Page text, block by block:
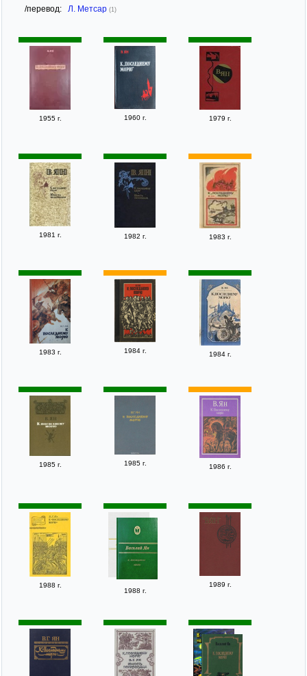
/перевод: Л. Метсар (1)
1955 г. 1960 г. 1979 г.
1981 г. 1982 г. 1983 г.
1983 г. 1984 г. 1984 г.
1985 г. 1985 г. 1986 г.
1988 г.
1988 г.
1989 г.